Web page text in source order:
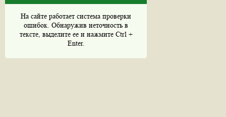
На сайте работает система проверки
ошибок. Обнаружив неточность в
тексте, выделите ее и нажмите Ctrl +
Enter.